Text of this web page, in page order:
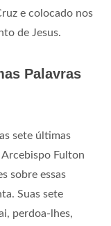
e colocado nos
de Jesus.
Palavras
sete últimas
Arcebispo Fulton
sobre essas
Suas sete
perdoa-lhes,